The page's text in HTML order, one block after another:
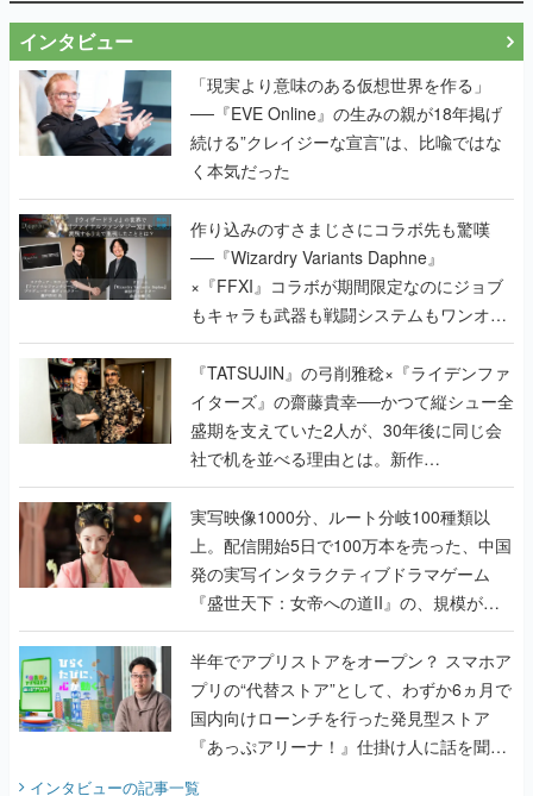
インタビュー
「現実より意味のある仮想世界を作る」
──『EVE Online』の生みの親が18年掲げ
続ける”クレイジーな宣言”は、比喩ではな
く本気だった
作り込みのすさまじさにコラボ先も驚嘆
──『Wizardry Variants Daphne』
×『FFXI』コラボが期間限定なのにジョブ
もキャラも武器も戦闘システムもワンオフ
で作り込まれた理由を両ディレクターに聞
く
『TATSUJIN』の弓削雅稔×『ライデンファ
イターズ』の齋藤貴幸──かつて縦シュー全
盛期を支えていた2人が、30年後に同じ会
社で机を並べる理由とは。新作
『TATSUJIN EXTREME』で初タッグを組
んだレジェンド2人に訊く開発秘話
実写映像1000分、ルート分岐100種類以
上。配信開始5日で100万本を売った、中国
発の実写インタラクティブドラマゲーム
『盛世天下：女帝への道II』の、規模が違
うこだわりをプロデューサーに聞いた
半年でアプリストアをオープン？ スマホア
プリの“代替ストア”として、わずか6ヵ月で
国内向けローンチを行った発見型ストア
『あっぷアリーナ！』仕掛け人に話を聞い
てみた
インタビューの記事一覧